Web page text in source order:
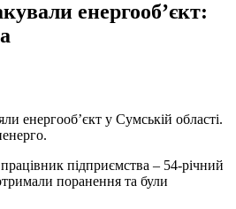
енергообʼєкт:
енергооб’єкт у Сумській області.
підприємства – 54-річний
поранення та були